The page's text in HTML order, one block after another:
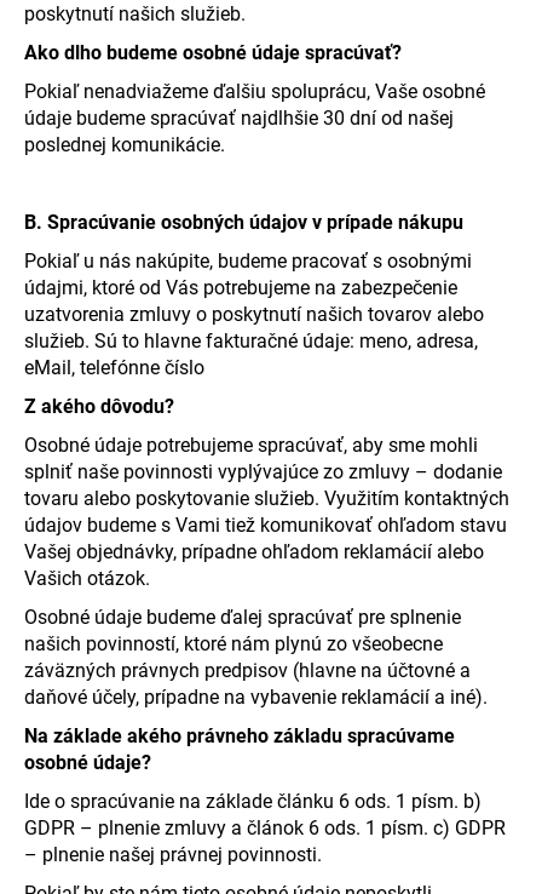
poskytnutí našich služieb.
Ako dlho budeme osobné údaje spracúvať?
Pokiaľ nenadviažeme ďalšiu spoluprácu, Vaše osobné
údaje budeme spracúvať najdlhšie 30 dní od našej
poslednej komunikácie.
B. Spracúvanie osobných údajov v prípade nákupu
Pokiaľ u nás nakúpite, budeme pracovať s osobnými
údajmi, ktoré od Vás potrebujeme na zabezpečenie
uzatvorenia zmluvy o poskytnutí našich tovarov alebo
služieb. Sú to hlavne fakturačné údaje: meno, adresa,
eMail, telefónne číslo
Z akého dôvodu?
Osobné údaje potrebujeme spracúvať, aby sme mohli
splniť naše povinnosti vyplývajúce zo zmluvy – dodanie
tovaru alebo poskytovanie služieb. Využitím kontaktných
údajov budeme s Vami tiež komunikovať ohľadom stavu
Vašej objednávky, prípadne ohľadom reklamácií alebo
Vašich otázok.
Osobné údaje budeme ďalej spracúvať pre splnenie
našich povinností, ktoré nám plynú zo všeobecne
záväzných právnych predpisov (hlavne na účtovné a
daňové účely, prípadne na vybavenie reklamácií a iné).
Na základe akého právneho základu spracúvame
osobné údaje?
Ide o spracúvanie na základe článku 6 ods. 1 písm. b)
GDPR – plnenie zmluvy a článok 6 ods. 1 písm. c) GDPR
– plnenie našej právnej povinnosti.